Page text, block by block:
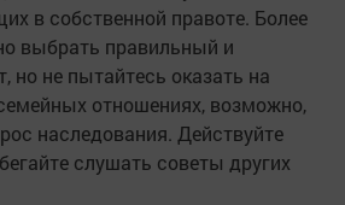
в собственной правоте. Более
выбрать правильный и
не пытайтесь оказать на
отношениях, возможно,
наследования. Действуйте
слушать советы других